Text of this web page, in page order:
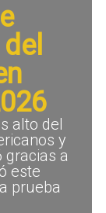
alto del
y
gracias a
este
prueba